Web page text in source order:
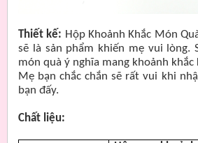
Thiết kế: Hộp Khoảnh Khắc Món
sẽ là sản phẩm khiến mẹ vui lòng.
món quà ý nghĩa mang khoảnh
Mẹ bạn chắc chắn sẽ rất vui khi
bạn đấy.
Chất liệu: